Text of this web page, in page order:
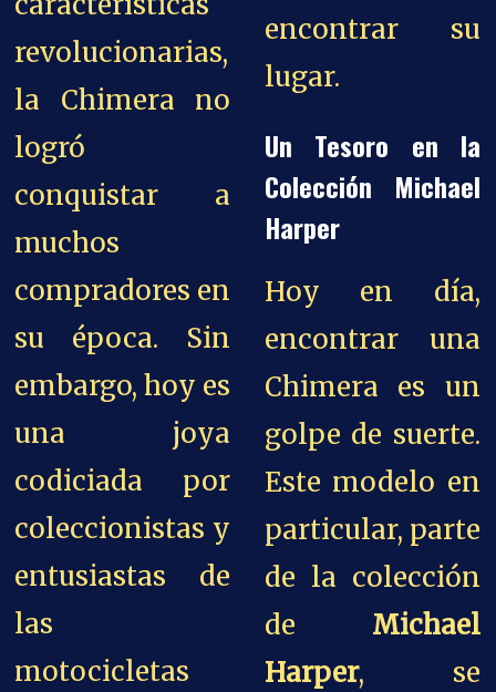
revolucionarias,
la Chimera no
logró
conquistar a
muchos
compradores en
su época. Sin
embargo, hoy es
una joya
codiciada por
coleccionistas y
entusiastas de
las
motocicletas
encontrar su
lugar.
Un Tesoro en la
Colección Michael
Harper
Hoy en día,
encontrar una
Chimera es un
golpe de suerte.
Este modelo en
particular, parte
de la colección
de Michael
Harper, se